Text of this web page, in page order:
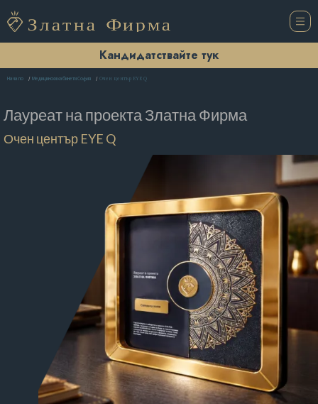
Кандидатствайте тук
Начало Медицински кабинети София Очен център EYE Q
Лауреат на проектаЗлатна Фирма
Очен център EYE Q